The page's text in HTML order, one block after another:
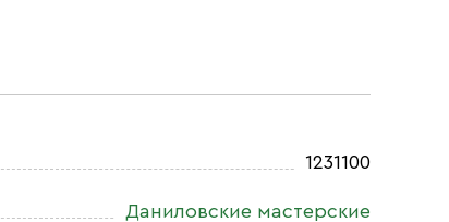
1231100
Даниловские мастерские